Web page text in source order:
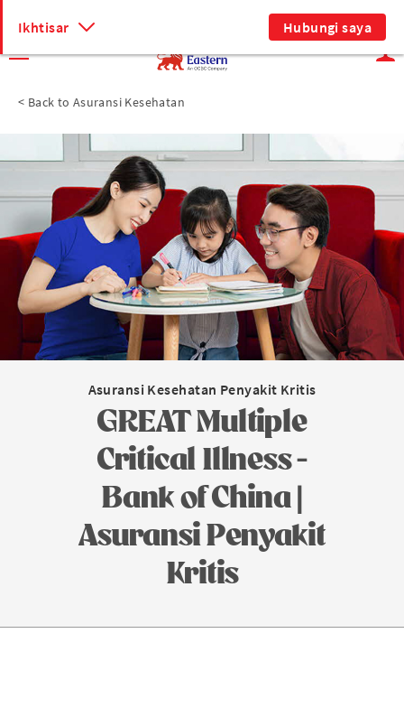
Bahasa Indonesia
< Back to Asuransi Kesehatan
Asuransi Kesehatan Penyakit Kritis
GREAT Multiple
Critical Illness -
Bank of China |
Asuransi Penyakit
Kritis
Ikhtisar Hubungi saya